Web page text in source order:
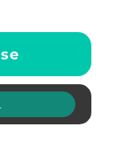
se